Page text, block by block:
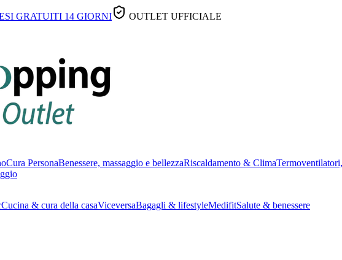
GRATUITI 14 GIORNI OUTLET UFFICIALE
Cura PersonaBenessere, massaggio e bellezzaRiscaldamento & Clima
Cucina & cura della casaViceversaBagagli & lifestyleMedifitSalute & benessere